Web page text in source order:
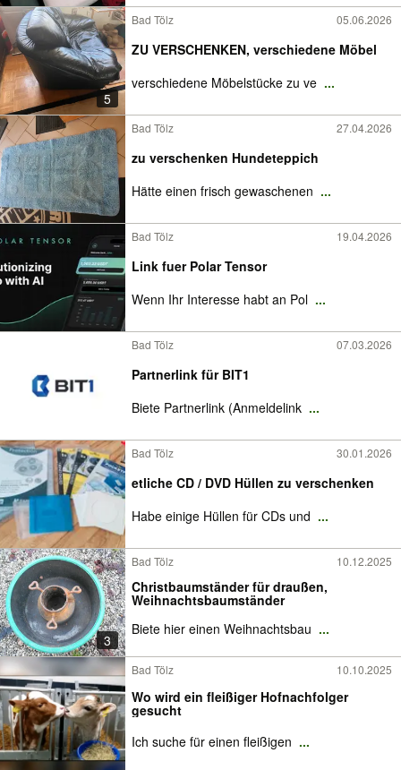
5
Bad Tölz 05.06.2026
ZU VERSCHENKEN, verschiedene Möbel
verschiedene Möbelstücke zu ve ...
Bad Tölz 27.04.2026
zu verschenken Hundeteppich
Hätte einen frisch gewaschenen ...
Bad Tölz 19.04.2026
Link fuer Polar Tensor
Wenn Ihr Interesse habt an Pol ...
Bad Tölz 07.03.2026
Partnerlink für BIT1
Biete Partnerlink (Anmeldelink ...
Bad Tölz 30.01.2026
etliche CD / DVD Hüllen zu verschenken
Habe einige Hüllen für CDs und ...
3
Bad Tölz 10.12.2025
Christbaumständer für draußen,
Weihnachtsbaumständer
Biete hier einen Weihnachtsbau ...
Bad Tölz 10.10.2025
Wo wird ein fleißiger Hofnachfolger
gesucht
Ich suche für einen fleißigen ...